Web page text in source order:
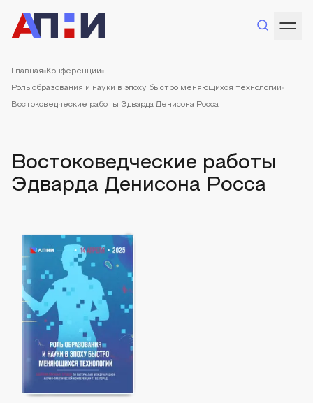
Главная Конференции
Роль образования и науки в эпоху быстро меняющихся технологий
Востоковедческие работы Эдварда Денисона Росса
Востоковедческие работы
Эдварда Денисона Росса